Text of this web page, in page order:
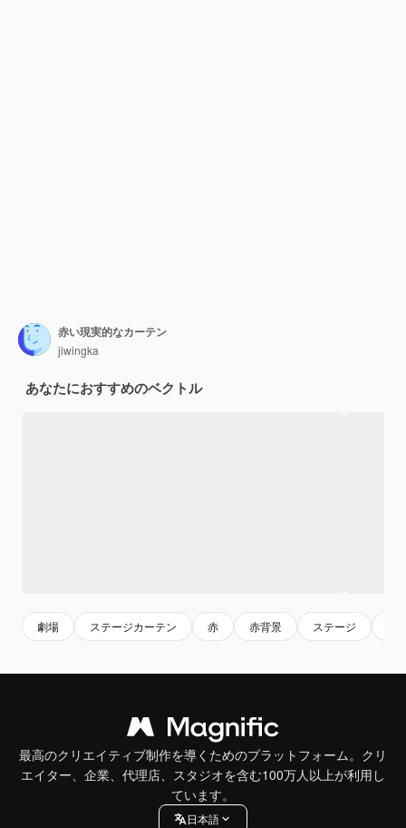
赤い現実的なカーテン
jiwingka
あなたにおすすめのベクトル
劇場 ステージカーテン 赤 赤背景 ステージ
最高のクリエイティブ制作を導くためのプラットフォーム。クリ
エイター、企業、代理店、スタジオを含む100万人以上が利用し
ています。
日本語